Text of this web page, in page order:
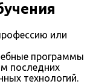
или
программы
последних
технологий.